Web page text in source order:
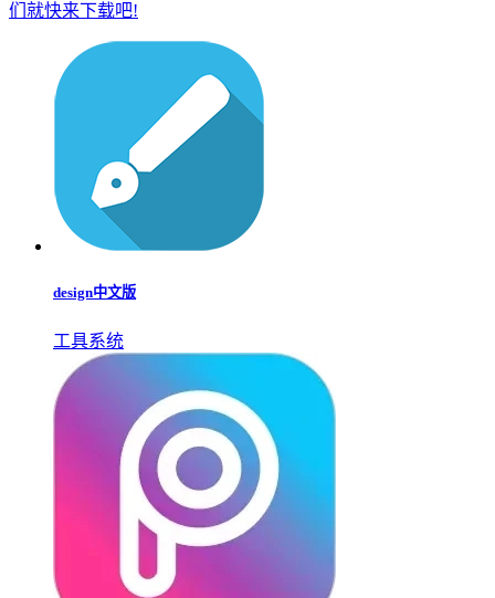
们就快来下载吧!
design中文版
工具系统